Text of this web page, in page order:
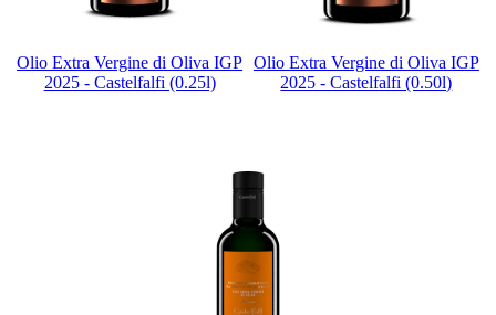
Olio Extra Vergine di Oliva IGP
2025 - Castelfalfi (0.25l)
Olio Extra Vergine di Oliva IGP
2025 - Castelfalfi (0.50l)